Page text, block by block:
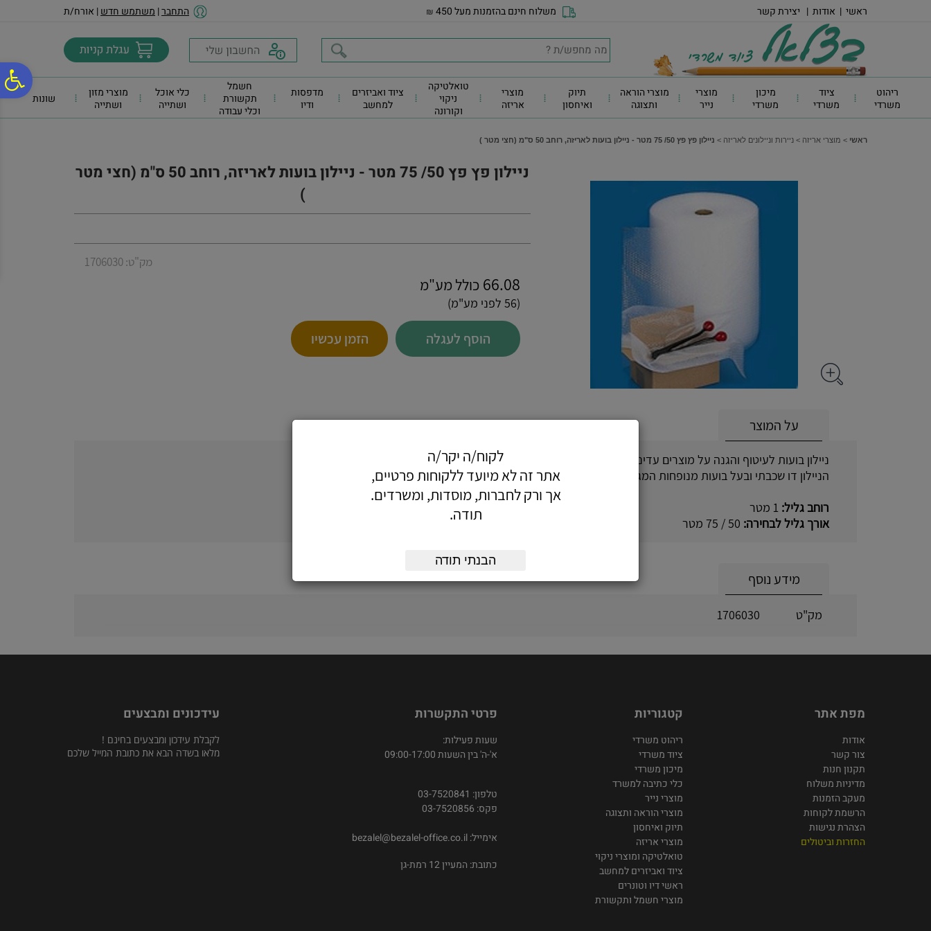
נגישות
אתר
המרכזי
ראשי | אודות | יצירת קשר משלוח חינם בהזמנות מעל 450 ₪ התחבר| משתמש חדש| אורח/ת
ריהוט
משרדי
ציוד
משרדי
מיכון
משרדי
מוצרי
נייר
מוצרי הוראה
ותצוגה
תיוק
ואיחסון
מוצרי
אריזה
טואלטיקה
ניקוי
וקורונה
ציוד ואביזרים
למחשב
מדפסות
ודיו
חשמל
תקשורת
וכלי עבודה
כלי אוכל
ושתייה
מוצרי מזון
ושתייה
שונות
ראשי > מוצרי אריזה > ניירות וניילונים לאריזה > ניילון פץ פץ 50/ 75 מטר - ניילון בועות לאריזה, רוחב 50 ס"מ (חצי מטר )
ניילון פץ פץ 50/ 75 מטר - ניילון בועות לאריזה, רוחב 50 ס"מ (חצי מטר
)
מק"ט: 1706030
66.08 כולל מע"מ
(56 לפני מע"מ)
הוסף לעגלה הזמן עכשיו
על המוצר
ניילון בועות לעיטוף והגנה על מוצרים עדינים, משטחים ועוד...
הניילון דו שכבתי ובעל בועות מנופחות המגינות על המוצר.
רוחב גליל:
אורך גליל לבחירה:
מידע נוסף
מק"ט 1706030
מפת אתר
אודות
צור קשר
תקנון חנות
מדיניות משלוח
מעקב הזמנות
הרשמת לקוחות
הצהרת נגישות
החזרות וביטולים
קטגוריות
ריהוט משרדי
ציוד משרדי
מיכון משרדי
כלי כתיבה למשרד
מוצרי נייר
מוצרי הוראה ותצוגה
תיוק ואיחסון
מוצרי אריזה
טואלטיקה ומוצרי ניקוי
ציוד ואביזרים למחשב
ראשי דיו וטונרים
מוצרי חשמל ותקשורת
פרטי התקשרות
שעות פעילות:
א'-ה' בין השעות 09:00-17:00
טלפון: 03-7520841
פקס: 03-7520856
אימייל:bezalel@bezalel-office.co.il
כתובת: המעיין 12 רמת-גן
עידכונים ומבצעים
לקבלת עידכון ומבצעים בחינם !
מלאו בשדה הבא את כתובת המייל שלכם
לקוח/ה יקר/ה
אתר זה לא מיועד ללקוחות פרטיים,
אך ורק לחברות, מוסדות, ומשרדים.
תודה.
הבנתי תודה